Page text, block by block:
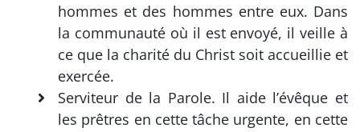
hommes et des hommes entre eux. Dans
la communauté où il est envoyé, il veille à
ce que la charité du Christ soit accueillie et
exercée.
Serviteur de la Parole. Il aide l’évêque et
les prêtres en cette tâche urgente, en cette